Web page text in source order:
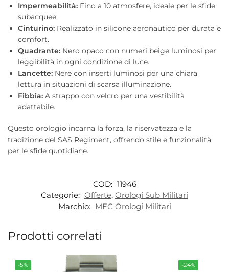
Impermeabilità: Fino a 10 atmosfere, ideale per le sfide
subacquee.
Cinturino: Realizzato in silicone aeronautico per durata e
comfort.
Quadrante: Nero opaco con numeri beige luminosi per
leggibilità in ogni condizione di luce.
Lancette: Nere con inserti luminosi per una chiara
lettura in situazioni di scarsa illuminazione.
Fibbia: A strappo con velcro per una vestibilità
adattabile.
Questo orologio incarna la forza, la riservatezza e la
tradizione del SAS Regiment, offrendo stile e funzionalità
per le sfide quotidiane.
COD: 11946
Categorie: Offerte, Orologi Sub Militari
Marchio: MEC Orologi Militari
Prodotti correlati
-5% -24%